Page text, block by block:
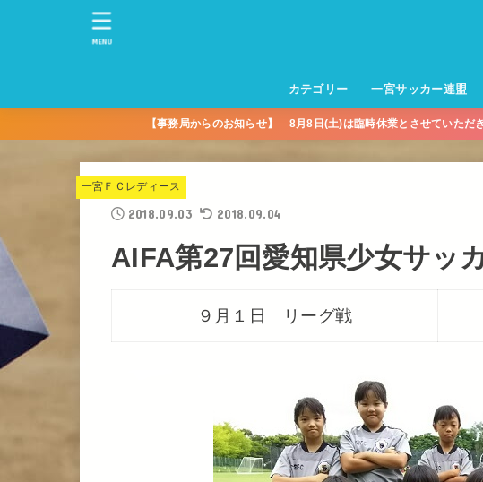
カテゴリー
一宮サッカースクール【小学生】
トレーニングセンター【小学生】
一宮FA
一宮FC
一宮ＦＣレディース
一宮サッカースクール【中学生】
中学生練習
一宮ＦＣＪＹ【中学生男子】
一宮ＦＣＪYレディース【中学生
女子】
幼児トレセン【年長・年中・年
少】
パパさんママさん
親子の部
社会人の部
コルボス 【シニア】
フットサル
コルボスリーグ
グレイセス
一宮サッカー連盟
MENU
【事務局からのお知らせ】 8月8日(土)は臨時休業とさせていただ
一宮ＦＣレディース
2018.09.03 2018.09.04
AIFA第27回愛知県少女サ
９月１日 リーグ戦